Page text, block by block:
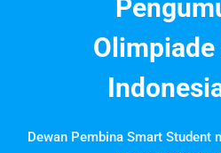
Dewan Pembina Smart Student